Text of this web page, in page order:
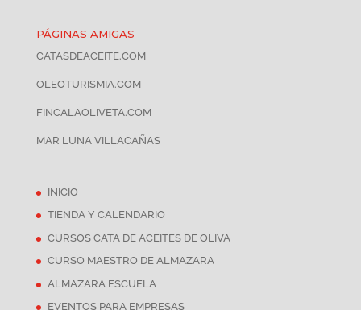
PÁGINAS AMIGAS
CATASDEACEITE.COM
OLEOTURISMIA.COM
FINCALAOLIVETA.COM
MAR LUNA VILLACAÑAS
INICIO
TIENDA Y CALENDARIO
CURSOS CATA DE ACEITES DE OLIVA
CURSO MAESTRO DE ALMAZARA
ALMAZARA ESCUELA
EVENTOS PARA EMPRESAS